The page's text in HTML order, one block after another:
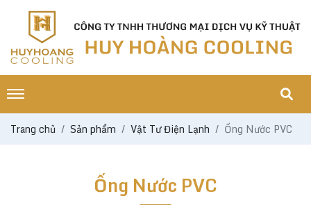
Trang chủ Sản phẩm Vật Tư Điện Lạnh Ống Nước PVC
Ống Nước PVC